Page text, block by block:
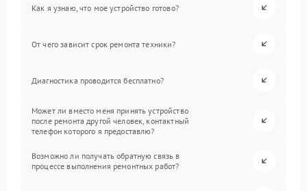
Как я узнаю, что мое устройство готово?
От чего зависит срок ремонта техники?
Диагностика проводится бесплатно?
Может ли вместо меня принять устройство
после ремонта другой человек, контактный
телефон которого я предоставлю?
Возможно ли получать обратную связь в
процессе выполнения ремонтных работ?